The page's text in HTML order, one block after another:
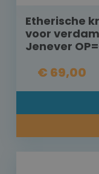
Etherische
voor
Jenever
€ 69,00